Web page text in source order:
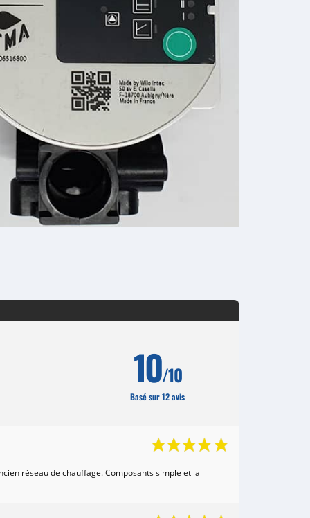
10/10
Basé sur 12 avis
réseau de chauffage. Composants simple et la